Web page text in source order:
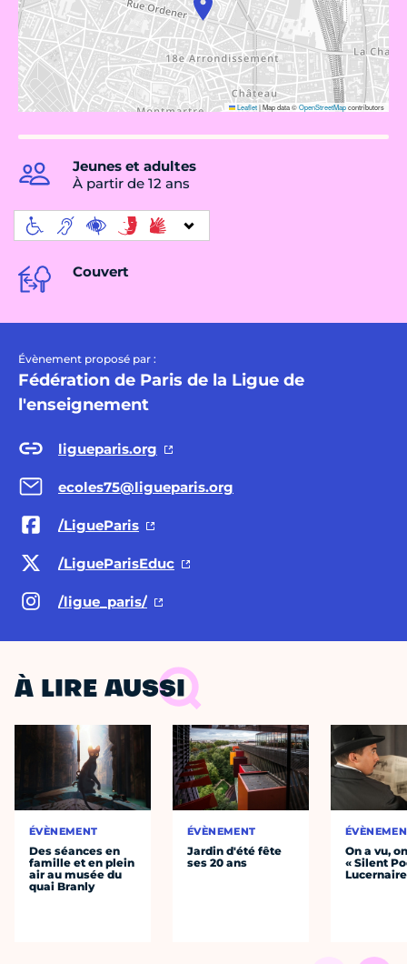
Leaflet|Map data ©OpenStreetMapcontributors
Jeunes et adultes
À partir de 12 ans
Couvert
Évènement proposé par :
Fédération de Paris de la Ligue de
l'enseignement
ligueparis.org
ecoles75@ligueparis.org
/LigueParis
/LigueParisEduc
/ligue_paris/
À LIRE AUSSI
ÉVÈNEMENT
Des séances en
famille et en plein
air au musée du
quai Branly
ÉVÈNEMENT
Jardin d'été fête
ses 20 ans
On a vu,
« Silent
Lucernaire